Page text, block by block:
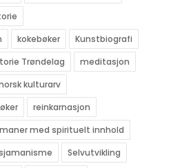
kokebøker
Kunstbiografi
Trøndelag
meditasjon
kulturarv
reinkarnasjon
med spirituelt innhold
Selvutvikling